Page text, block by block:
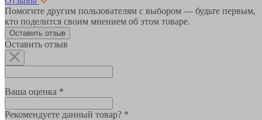
Помогите другим пользователям с выбором — будьте первым,
кто поделится своим мнением об этом товаре.
Оставить отзыв
Оставить отзыв
Ваша оценка *
Рекомендуете данный товар? *